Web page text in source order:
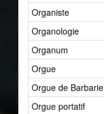
Organiste
Organologie
Organum
Orgue
Orgue de Barbarie
Orgue portatif